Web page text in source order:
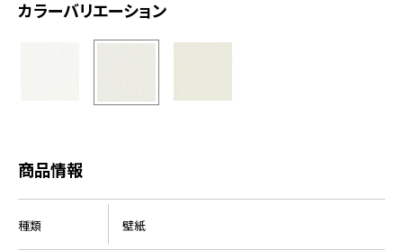
プライバシーポリシーサイトマップ
カラーバリエーション
商品情報
種類 壁紙